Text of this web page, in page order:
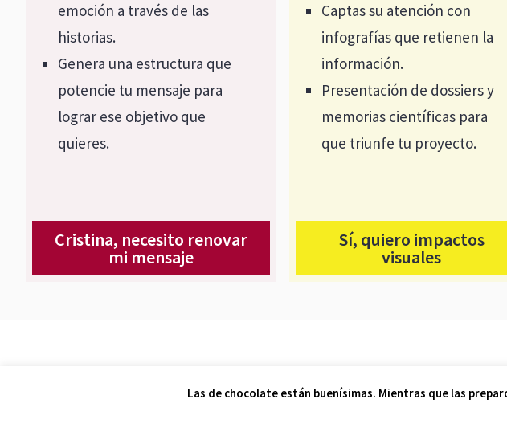
emoción a través de las
historias.
Genera una estructura que
potencie tu mensaje para
lograr ese objetivo que
quieres.
Cristina, necesito renovar
mi mensaje
Captas su atención con
infografías que retienen la
información.
Presentación de dossiers y
memorias científicas para
que triunfe tu proyecto.
Sí, quiero impactos
visuales
El proceso de trabajo es
Las de chocolate están buenísimas. Mientras que las